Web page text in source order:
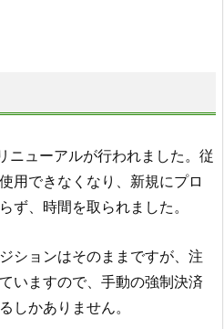
ニューアルが行われました。従
用できなくなり、新規にプロ
ず、時間を取られました。
ションはそのままですが、注
いますので、手動の強制決済
しかありません。